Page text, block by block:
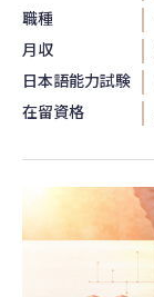
職種
月収
日本語能力試験
在留資格